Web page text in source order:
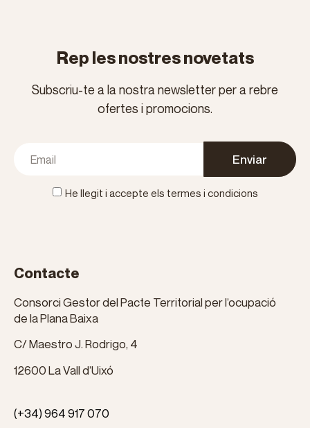
Rep les nostres novetats
Subscriu-te a la nostra newsletter per a rebre
ofertes i promocions.
He llegit i accepte els termes i condicions
Enviar
Contacte
Consorci Gestor del Pacte Territorial per l’ocupació
de la Plana Baixa
C/ Maestro J. Rodrigo, 4
12600 La Vall d’Uixó
(+34) 964 917 070